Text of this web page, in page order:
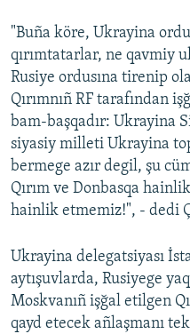
"Buña köre, Ukrayina
qırımtatarlar, ne qavmiy
Rusiye ordusına tirenip
Qırımnıñ RF tarafından
bam-başqadır: Ukrayina
siyasiy milleti Ukrayina
bermege azır degil, şu
Qırım ve Donbasqa
hainlik etmemiz!", - dedi
Ukrayina delegatsiyası
aytışuvlarda, Rusiyege
Moskvanıñ işğal etilgen
qayd etecek añlaşmanı